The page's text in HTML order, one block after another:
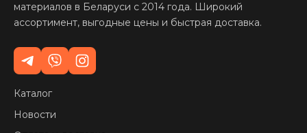
материалов в Беларуси с 2014 года. Широкий
ассортимент, выгодные цены и быстрая доставка.
Каталог
Новости